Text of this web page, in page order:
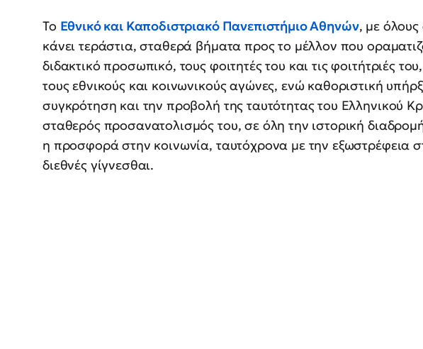
Το Εθνικό και Καποδιστριακό Πανεπιστήμιο Αθηνών, με όλους
κάνει τεράστια, σταθερά βήματα προς το μέλλον που
διδακτικό προσωπικό, τους φοιτητές του και τις φοιτήτριές
τους εθνικούς και κοινωνικούς αγώνες, ενώ καθοριστική
συγκρότηση και την προβολή της ταυτότητας του Ελληνικού
σταθερός προσανατολισμός του, σε όλη την ιστορική
η προσφορά στην κοινωνία, ταυτόχρονα με την εξωστρέφεια
διεθνές γίγνεσθαι.